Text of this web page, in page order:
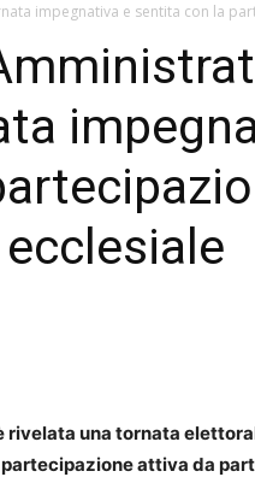
impegnativa e sentita con la
rivelata una tornata
attiva da